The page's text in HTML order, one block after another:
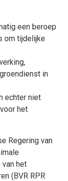
een beroep
om tijdelijke
in
echter niet
het
Regering van
het
(BVR RPR